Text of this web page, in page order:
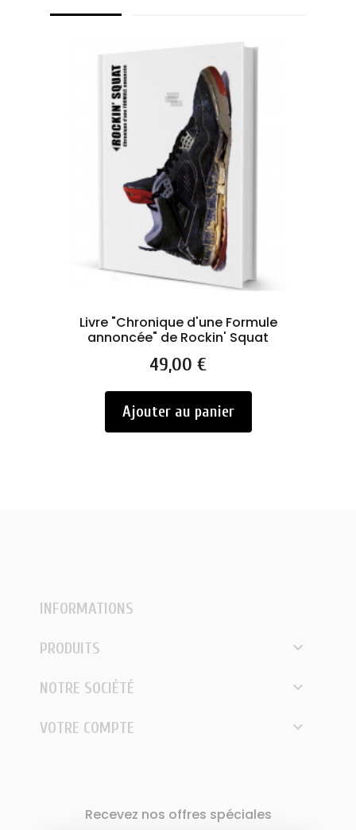
Livre "Chronique d'une Formule
annoncée" de Rockin' Squat
Prix
49,00 €
Ajouter au panier
INFORMATIONS
PRODUITS 
NOTRE SOCIÉTÉ 
VOTRE COMPTE 
Recevez nos offres spéciales